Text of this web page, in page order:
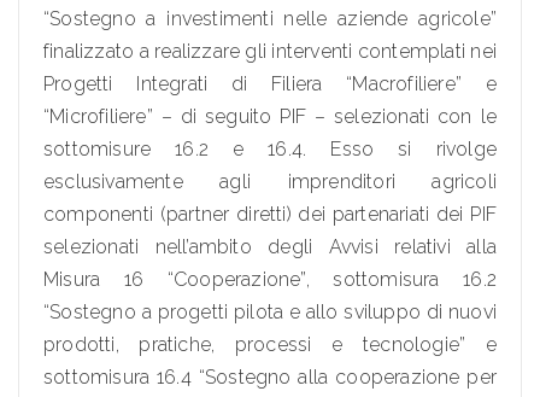
“Sostegno a investimenti nelle aziende agricole”
finalizzato a realizzare gli interventi contemplati nei
Progetti Integrati di Filiera “Macrofiliere” e
“Microfiliere” – di seguito PIF – selezionati con le
sottomisure 16.2 e 16.4. Esso si rivolge
esclusivamente agli imprenditori agricoli
componenti (partner diretti) dei partenariati dei PIF
selezionati nell’ambito degli Avvisi relativi alla
Misura 16 “Cooperazione”, sottomisura 16.2
“Sostegno a progetti pilota e allo sviluppo di nuovi
prodotti, pratiche, processi e tecnologie” e
sottomisura 16.4 “Sostegno alla cooperazione per